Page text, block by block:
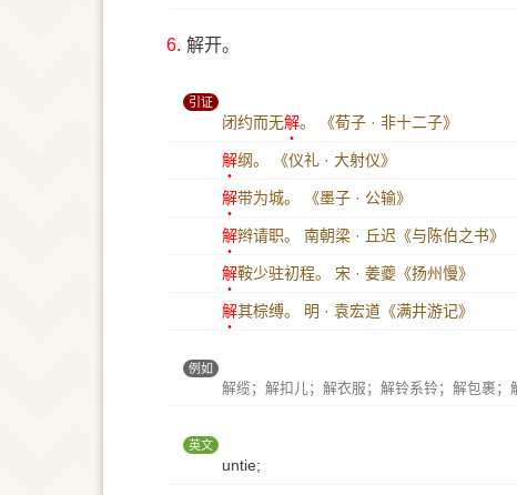
6. 解开。
引证
闭约而无解。 《荀子 · 非十二子》
解纲。 《仪礼 · 大射仪》
解带为城。 《墨子 · 公输》
解辫请职。 南朝梁 · 丘迟《与陈伯之书》
解鞍少驻初程。 宋 · 姜夔《扬州慢》
解其棕缚。 明 · 袁宏道《满井游记》
例如
解缆；解扣儿；解衣服；解铃系铃；解包裹；
英文
untie;